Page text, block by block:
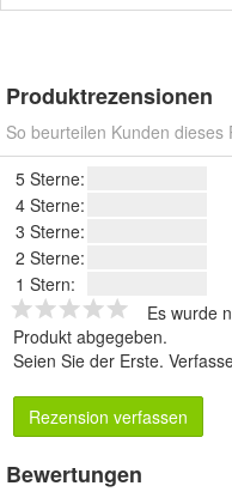
Produktrezensionen
So beurteilen Kunden dieses
5 Sterne:
4 Sterne:
3 Sterne:
2 Sterne:
1 Stern:
Es wurde
Produkt abgegeben.
Seien Sie der Erste.
Rezension verfassen
Bewertungen